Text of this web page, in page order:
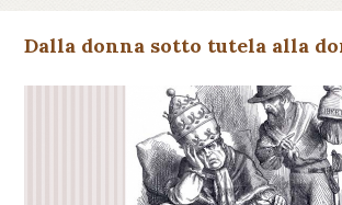
Dalla donna sotto tutela alla